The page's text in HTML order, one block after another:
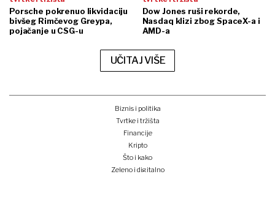
Porsche pokrenuo likvidaciju
bivšeg Rimčevog Greypa,
pojačanje u CSG-u
Dow Jones ruši rekorde,
Nasdaq klizi zbog SpaceX-a i
AMD-a
UČITAJ VIŠE
Biznis i politika
Tvrtke i tržišta
Financije
Kripto
Što i kako
Zeleno i digitalno